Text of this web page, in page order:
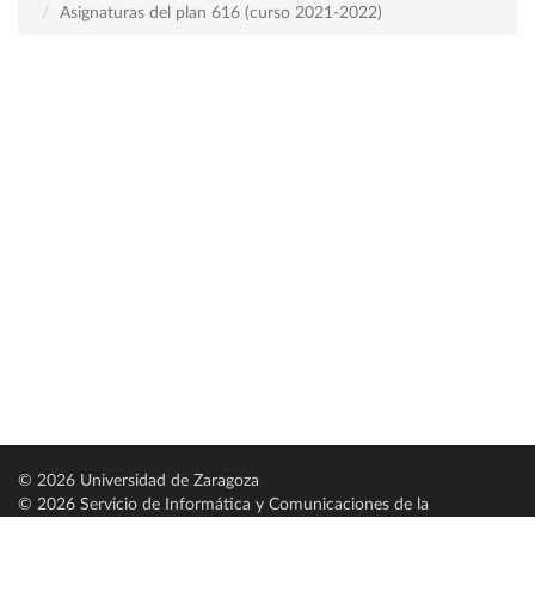
Asignaturas del plan 616 (curso 2021-2022)
© 2026 Universidad de Zaragoza
© 2026 Servicio de Informática y Comunicaciones de la